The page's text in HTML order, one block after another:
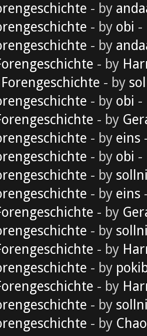
- by
- by obi -
- by
- by
Forengeschichte - by
- by obi -
- by
- by eins
- by obi -
- by
- by eins
- by
- by
- by
- by
- by
- by
- by